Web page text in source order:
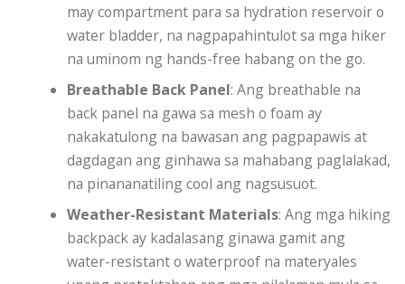
may compartment para sa hydration reservoir o
water bladder, na nagpapahintulot sa mga hiker
na uminom ng hands-free habang on the go.
Breathable Back Panel: Ang breathable na
back panel na gawa sa mesh o foam ay
nakakatulong na bawasan ang pagpapawis at
dagdagan ang ginhawa sa mahabang paglalakad,
na pinananatiling cool ang nagsusuot.
Weather-Resistant Materials: Ang mga hiking
backpack ay kadalasang ginawa gamit ang
water-resistant o waterproof na materyales